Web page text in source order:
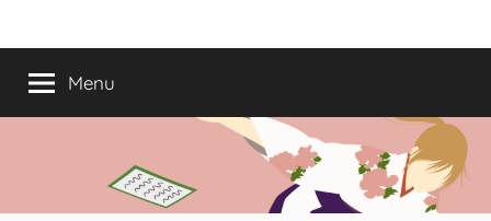
paraMundo
do
Shoujo
anos
a
Menu